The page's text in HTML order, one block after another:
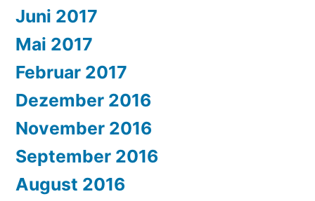
Juni 2017
Mai 2017
Februar 2017
Dezember 2016
November 2016
September 2016
August 2016